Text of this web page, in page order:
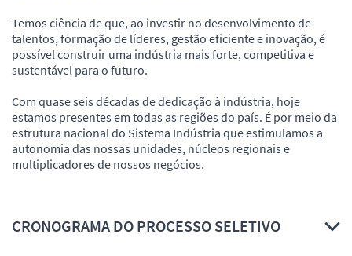
Temos ciência de que, ao investir no desenvolvimento de
talentos, formação de líderes, gestão eficiente e inovação, é
possível construir uma indústria mais forte, competitiva e
sustentável para o futuro.
Com quase seis décadas de dedicação à indústria, hoje
estamos presentes em todas as regiões do país. É por meio da
estrutura nacional do Sistema Indústria que estimulamos a
autonomia das nossas unidades, núcleos regionais e
multiplicadores de nossos negócios.
CRONOGRAMA DO PROCESSO SELETIVO